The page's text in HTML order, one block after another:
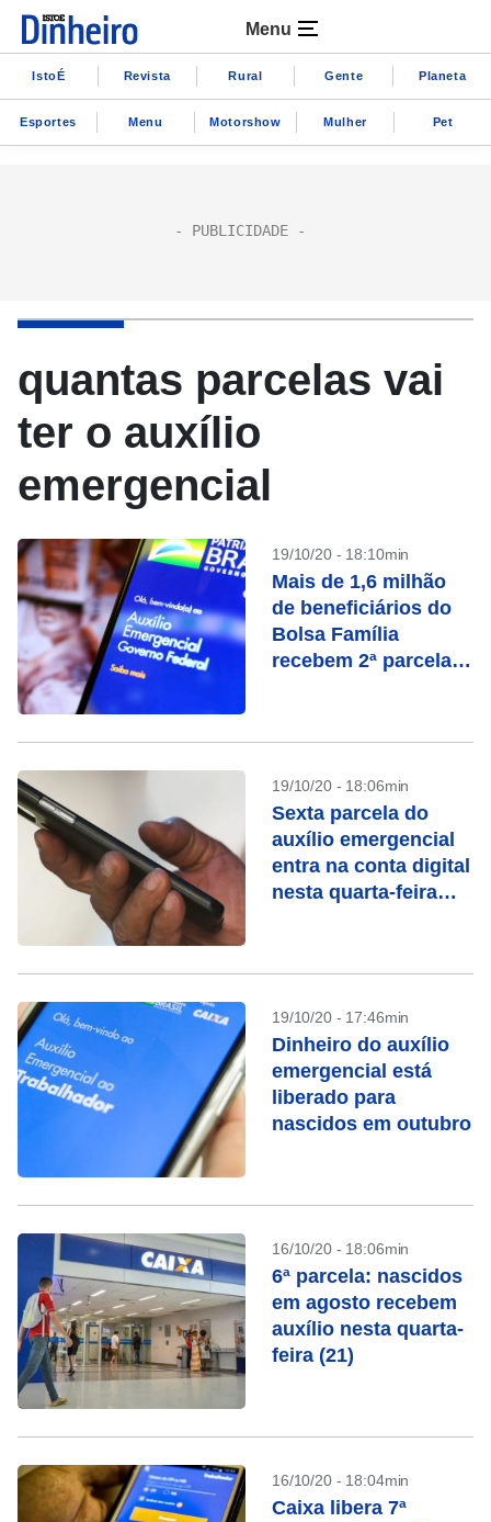
Menu
IstoÉ Revista Rural Gente Planeta
Esportes Menu Motorshow Mulher Pet
quantas parcelas vai
ter o auxílio
emergencial
19/10/20 - 18:10min
Mais de 1,6 milhão
de beneficiários do
Bolsa Família
recebem 2ª parcela
19/10/20 - 18:06min
Sexta parcela do
auxílio emergencial
entra na conta digital
nesta quarta-feira
19/10/20 - 17:46min
Dinheiro do auxílio
emergencial está
liberado para
nascidos em outubro
16/10/20 - 18:06min
6ª parcela: nascidos
em agosto recebem
auxílio nesta quarta-
feira (21)
16/10/20 - 18:04min
Caixa libera 7ª